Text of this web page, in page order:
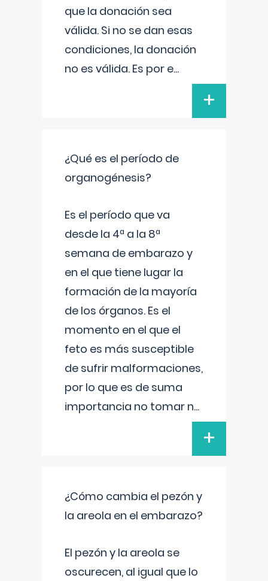
que la donación sea
válida. Si no se dan esas
condiciones, la donación
no es válida. Es por e...
+
¿Qué es el período de
organogénesis?
Es el período que va
desde la 4ª a la 8ª
semana de embarazo y
en el que tiene lugar la
formación de la mayoría
de los órganos. Es el
momento en el que el
feto es más susceptible
de sufrir malformaciones,
por lo que es de suma
importancia no tomar n...
+
¿Cómo cambia el pezón y
la areola en el embarazo?
El pezón y la areola se
oscurecen, al igual que lo